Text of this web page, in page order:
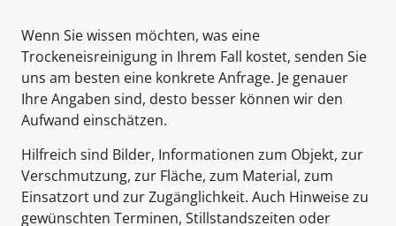
Wenn Sie wissen möchten, was eine
Trockeneisreinigung in Ihrem Fall kostet, senden Sie
uns am besten eine konkrete Anfrage. Je genauer
Ihre Angaben sind, desto besser können wir den
Aufwand einschätzen.
Hilfreich sind Bilder, Informationen zum Objekt, zur
Verschmutzung, zur Fläche, zum Material, zum
Einsatzort und zur Zugänglichkeit. Auch Hinweise zu
gewünschten Terminen, Stillstandszeiten oder